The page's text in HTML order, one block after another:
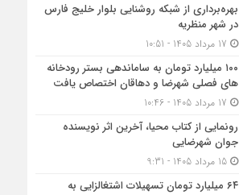
بهره‌برداری از شبکه روشنایی بلوار خلیج فارس
در شهر منظریه
۱۰۰ میلیارد تومان به ساماندهی بستر رودخانه
های فصلی شهرضا و دهاقان اختصاص یافت
رونمایی از کتاب محیا، آخرین اثر نویسنده
جوان شهرضایی
15 مرداد 1405 - 9:31
۶۴ میلیارد تومان تسهیلات اشتغالزایی به